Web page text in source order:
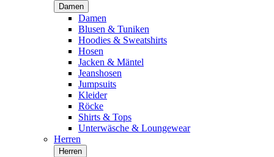
Damen
Damen
Blusen & Tuniken
Hoodies & Sweatshirts
Hosen
Jacken & Mäntel
Jeanshosen
Jumpsuits
Kleider
Röcke
Shirts & Tops
Unterwäsche & Loungewear
Herren
Herren